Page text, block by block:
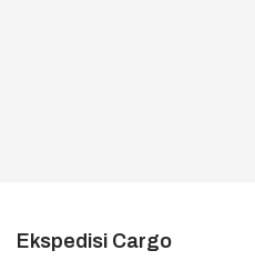
Ekspedisi Cargo